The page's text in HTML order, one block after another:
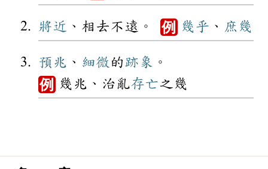
將近 、相去不遠。 例 幾乎 、 庶幾
預兆 、 細微 的跡象 。
例 幾兆、治亂存亡之幾